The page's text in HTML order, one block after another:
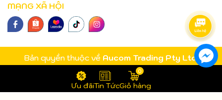
Ưu đãiTin TứcGiỏ hàng
0
MẠNG XÃ HỘI
Bản quyền thuộc về Aucom Trading Pty Ltd
Cung cấp bởi
Sapo